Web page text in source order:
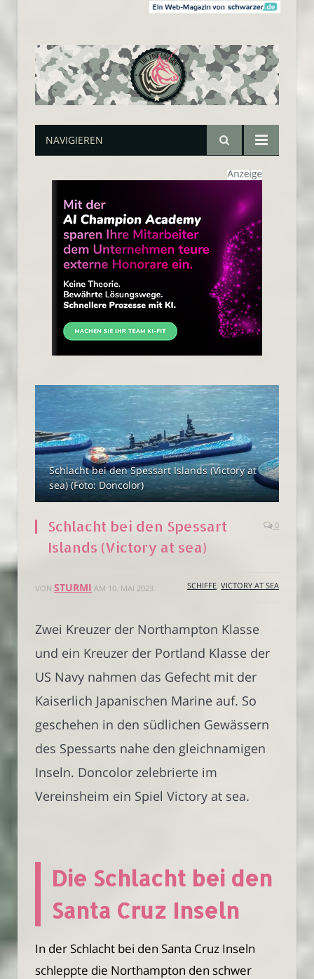
NAVIGIEREN
Schlacht bei den Spessart Islands (Victory at
sea) (Foto: Doncolor)
Schlacht bei den Spessart
Islands (Victory at sea)
0
VON STURMI AM 10. MAI 2023 SCHIFFE VICTORY AT SEA
Zwei Kreuzer der Northampton Klasse
und ein Kreuzer der Portland Klasse der
US Navy nahmen das Gefecht mit der
Kaiserlich Japanischen Marine auf. So
geschehen in den südlichen Gewässern
des Spessarts nahe den gleichnamigen
Inseln. Doncolor zelebrierte im
Vereinsheim ein Spiel Victory at sea.
Die Schlacht bei den
Santa Cruz Inseln
In der Schlacht bei den Santa Cruz Inseln
schleppte die Northampton den schwer